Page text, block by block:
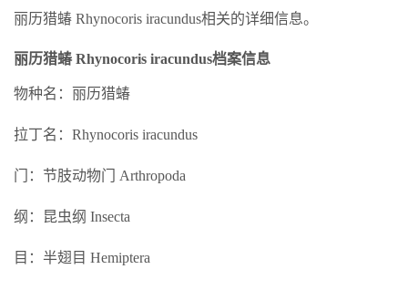
丽历猎蝽 Rhynocoris iracundus相关的详细信息。
丽历猎蝽 Rhynocoris iracundus档案信息
物种名：丽历猎蝽
拉丁名：Rhynocoris iracundus
门：节肢动物门 Arthropoda
纲：昆虫纲 Insecta
目：半翅目 Hemiptera